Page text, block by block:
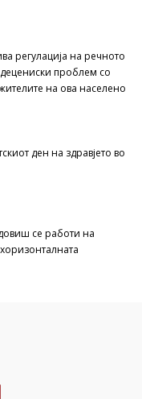
регулација на речното
проблем со
на ова населено
ден на здравјето во
се работи на